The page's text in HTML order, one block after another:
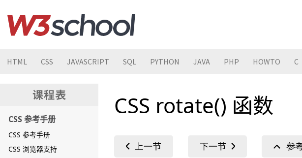
HTML CSS JAVASCRIPT SQL PYTHON JAVA PHP HOWTO C
CSS 参考手册
CSS 参考手册
CSS 浏览器支持
CSS rotate() 函数